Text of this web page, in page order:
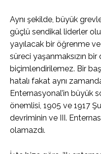
Aynı şekilde, büyük
güçlü sendikal liderler
yayılacak bir öğrenme
süreci yaşanmaksızın
biçimlendirilemez. Bir
hatalı fakat aynı
Enternasyonal’in büyük
önemlisi, 1905 ve 1917
devriminin ve III.
olamazdı.